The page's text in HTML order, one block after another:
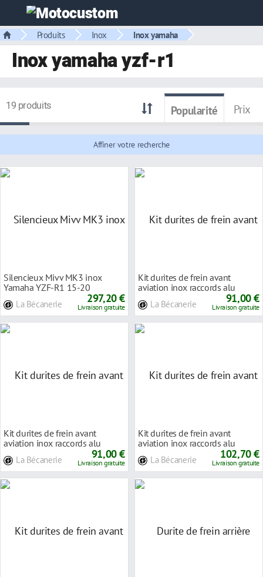
Produits Inox Inox yamaha
Inox yamaha yzf-r1
19 produits Popularité Prix
Affiner votre recherche
Silencieux Mivv MK3 inox
Yamaha YZF-R1 15-20
La Bécanerie 297,20 €
Livraison gratuite
Kit durites de frein avant
aviation inox raccords alu
La Bécanerie 91,00 €
Livraison gratuite
Kit durites de frein avant
aviation inox raccords alu
La Bécanerie 91,00 €
Livraison gratuite
Kit durites de frein avant
aviation inox raccords alu
La Bécanerie 102,70 €
Livraison gratuite